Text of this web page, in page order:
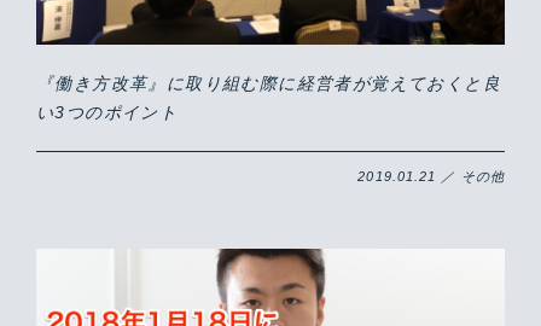
『働き方改革』に取り組む際に経営者が覚えておくと良
い3つのポイント
2019.01.21 ／ その他